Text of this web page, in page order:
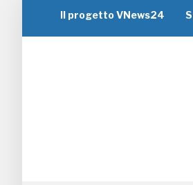
Il progetto VNews24